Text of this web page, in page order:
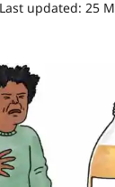
updated: 25